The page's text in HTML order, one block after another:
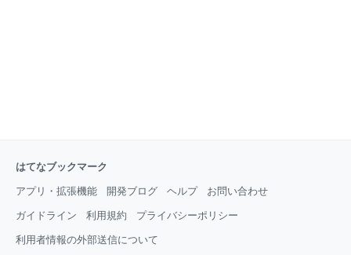
はてなブックマーク
アプリ・拡張機能 開発ブログ ヘルプ お問い合わせ
ガイドライン 利用規約 プライバシーポリシー
利用者情報の外部送信について